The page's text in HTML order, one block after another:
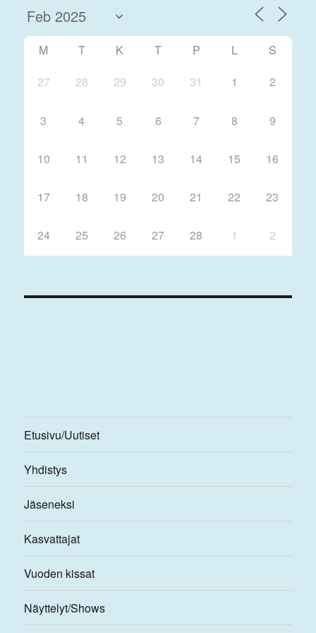
M T K T P L
S
27
28 29 30 31 1 2
3 4 5 6 7 8 9
10 11 12 13 14 15 16
17 18 19 20 21 22 23
24 25 26 27 28 1 2
Etusivu/Uutiset
Yhdistys
Jäseneksi
Kasvattajat
Vuoden kissat
Näyttelyt/Shows